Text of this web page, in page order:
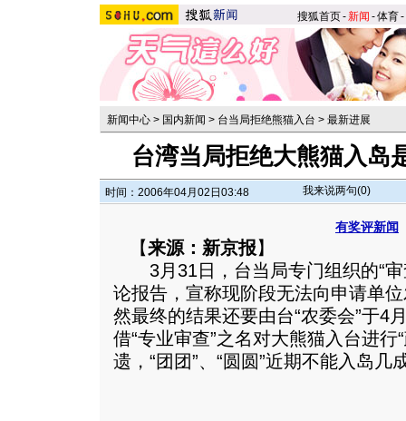
搜狐首页-新闻 -体育-
新闻中心 > 国内新闻 > 台当局拒绝熊猫入台 > 最新进展
台湾当局拒绝大熊猫入岛
时间：2006年04月02日03:48 我来说两句(0)
有奖评新闻
【来源：新京报】
3月31日，台当局专门组织的“审
论报告，宣称现阶段无法向申请单
然最终的结果还要由台“农委会”于4
借“专业审查”之名对大熊猫入台进行
遗，“团团”、“圆圆”近期不能入岛几